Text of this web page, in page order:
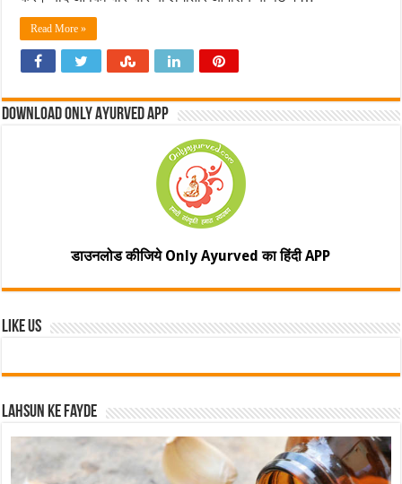
Read More »
Download Only Ayurved App
डाउनलोड कीजिये Only Ayurved का हिंदी APP
Like Us
Lahsun ke fayde